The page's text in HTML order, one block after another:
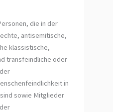
die in der
antisemitische,
klassistische,
transfeindliche oder
in
sowie Mitglieder